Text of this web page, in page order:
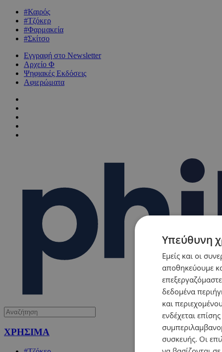
#Καιρός
#Τζόκερ
#Φαρμακεία
#Σκίτσο
Εγγραφή στο Newsletter
Αρχείο Φ
Ψηφιακές Εκδόσεις
Αφιερώματα
ΧΡΗΣΙΜΑ
Υπεύθυνη
Εμείς και οι
αποθηκεύουμε
δεδομένα
και
ενδέχεται
συσκευής. Οι